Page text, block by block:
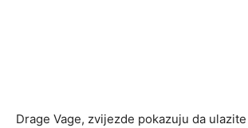
Drage Vage, zvijezde pokazuju da